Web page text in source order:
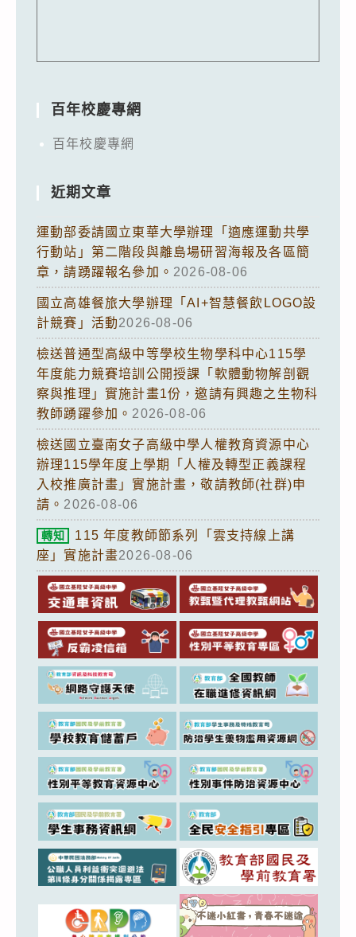
百年校慶專網
百年校慶專網
近期文章
運動部委請國立東華大學辦理「適應運動共學
行動站」第二階段與離島場研習海報及各區簡
章，請踴躍報名參加。 2026-08-06
國立高雄餐旅大學辦理「AI+智慧餐飲LOGO設
計競賽」活動2026-08-06
檢送普通型高級中等學校生物學科中心115學
年度能力競賽培訓公開授課「軟體動物解剖觀
察與推理」實施計畫1份，邀請有興趣之生物科
教師踴躍參加。 2026-08-06
檢送國立臺南女子高級中學人權教育資源中心
辦理115學年度上學期「人權及轉型正義課程
入校推廣計畫」實施計畫，敬請教師(社群)申
請。 2026-08-06
轉知
115 年度教師節系列「雲支持線上講
座」實施計畫2026-08-06